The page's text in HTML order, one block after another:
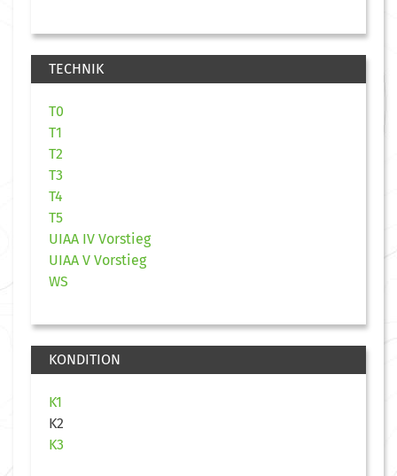
TECHNIK
T0
T1
T2
T3
T4
T5
UIAA IV Vorstieg
UIAA V Vorstieg
WS
KONDITION
K1
K2
K3